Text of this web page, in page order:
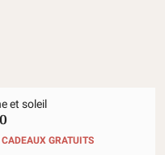
et soleil
GRATUITS